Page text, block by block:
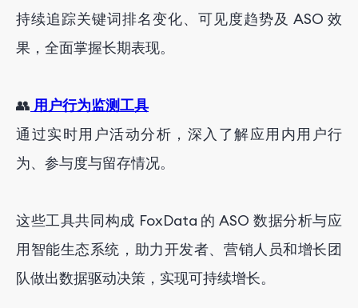
持续追踪关键词排名变化、可见度趋势及 ASO 效
果，全面掌握长期表现。
👥 用户行为监测工具
通过实时用户活动分析，深入了解应用内用户行
为、参与度与留存情况。
这些工具共同构成 FoxData 的 ASO 数据分析与应
用智能生态系统，助力开发者、营销人员和增长团
队做出数据驱动决策，实现可持续增长。